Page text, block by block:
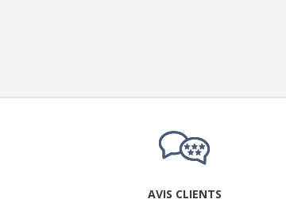
AVIS CLIENTS